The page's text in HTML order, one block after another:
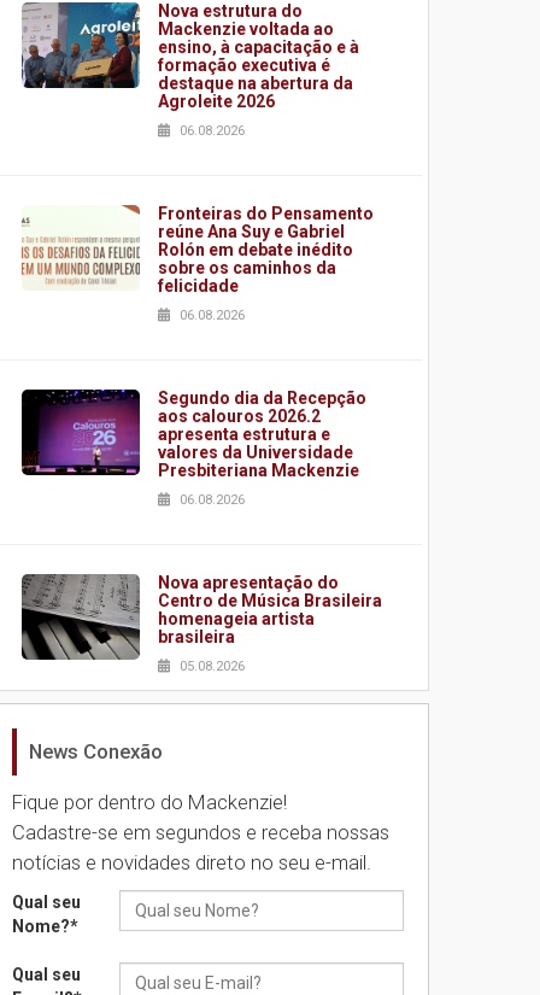
Nova estrutura do
Mackenzie voltada ao
ensino, à capacitação e à
formação executiva é
destaque na abertura da
Agroleite 2026
06.08.2026
Fronteiras do Pensamento
reúne Ana Suy e Gabriel
Rolón em debate inédito
sobre os caminhos da
felicidade
06.08.2026
Segundo dia da Recepção
aos calouros 2026.2
apresenta estrutura e
valores da Universidade
Presbiteriana Mackenzie
06.08.2026
Nova apresentação do
Centro de Música Brasileira
homenageia artista
brasileira
05.08.2026
Universidade Mackenzie
Seminário discute desafios
das novas tecnologias em
sistemas solares
04.08.2026
News Conexão
Fique por dentro do Mackenzie!
Cadastre-se em segundos e receba nossas
notícias e novidades direto no seu e-mail.
Qual seu
Nome?*
Qual seu